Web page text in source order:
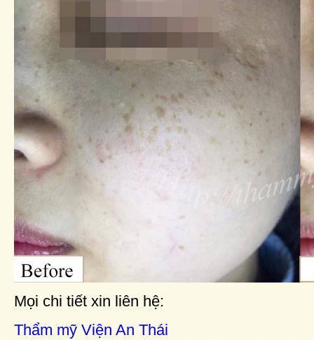
Mọi chi tiết xin liên hệ:
Thẩm mỹ Viện An Thái